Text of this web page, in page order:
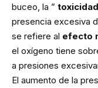
buceo, la ”
presencia excesiva
se refiere al efecto
el oxígeno tiene
a presiones
El aumento de la